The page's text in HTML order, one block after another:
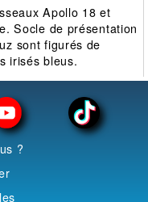
Apollo 18 et
Socle de présentation
sont figurés de
irisés bleus.
?